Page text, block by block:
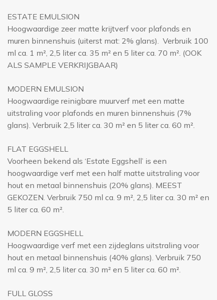
ESTATE EMULSION
Hoogwaardige zeer matte krijtverf voor plafonds en
muren binnenshuis (uiterst mat: 2% glans). Verbruik 100
ml ca. 1 m², 2,5 liter ca. 35 m² en 5 liter ca. 70 m². (OOK
ALS SAMPLE VERKRIJGBAAR)
MODERN EMULSION
Hoogwaardige reinigbare muurverf met een matte
uitstraling voor plafonds en muren binnenshuis (7%
glans). Verbruik 2,5 liter ca. 30 m² en 5 liter ca. 60 m².
FLAT EGGSHELL
Voorheen bekend als ‘Estate Eggshell’ is een
hoogwaardige verf met een half matte uitstraling voor
hout en metaal binnenshuis (20% glans). MEEST
GEKOZEN. Verbruik 750 ml ca. 9 m², 2,5 liter ca. 30 m² en
5 liter ca. 60 m².
MODERN EGGSHELL
Hoogwaardige verf met een zijdeglans uitstraling voor
hout en metaal binnenshuis (40% glans). Verbruik 750
ml ca. 9 m², 2,5 liter ca. 30 m² en 5 liter ca. 60 m².
FULL GLOSS